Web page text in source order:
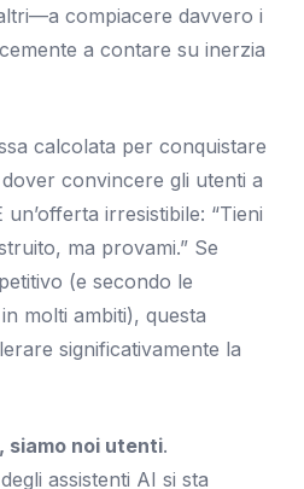
compiacere davvero i
a contare su inerzia
calcolata per conquistare
convincere gli utenti a
irresistibile: “Tieni
ma provami.” Se
(e secondo le
molti ambiti), questa
significativamente la
siamo noi utenti.
assistenti AI si sta